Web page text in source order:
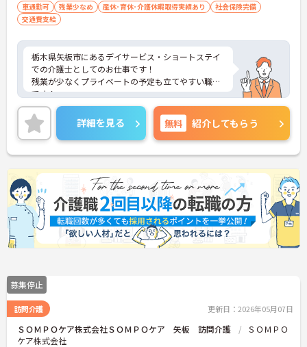
車通勤可 残業少なめ 産休･育休･介護休暇取得実績あり
社会保険完備
交通費支給
栃木県矢板市にあるデイサービス・ショートステイ
での介護士としてのお仕事です！
残業が少なくプライベートの予定も立てやすい職場
です！
ご興味ある方には、面接のポイントなど、さらに詳
細をお話致しますのでお気軽にご相談ください。
詳細を見る 無料 紹介してもらう
募集停止
訪問介護 更新日：2026年05月07日
ＳＯＭＰＯケア株式会社ＳＯＭＰＯケア 矢板 訪問介護
ＳＯＭＰＯ
ケア株式会社